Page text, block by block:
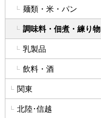
麺類・米・パン
調味料・佃煮・練り物
乳製品
飲料・酒
関東
北陸･信越